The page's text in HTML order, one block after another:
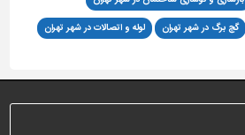
گچ برگ در شهر تهران لوله و اتصالات در شهر تهران